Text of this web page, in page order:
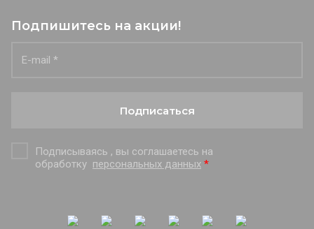
Подпишитесь на акции!
Подписываясь , вы соглашаетесь на
обработку персональных данных *
Подписаться